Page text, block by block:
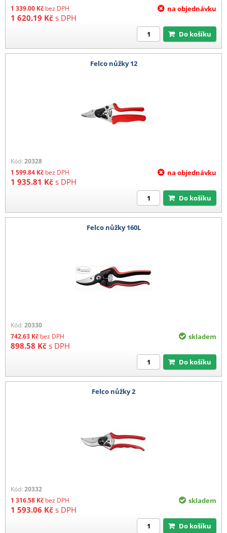
1 339.00 Kč bez DPH
1 620.19 Kč s DPH
na objednávku
Do košíku
Felco nůžky 12
Kód: 20328
1 599.84 Kč bez DPH
1 935.81 Kč s DPH
na objednávku
Do košíku
Felco nůžky 160L
Kód: 20330
742.63 Kč bez DPH
898.58 Kč s DPH
skladem
Do košíku
Felco nůžky 2
Kód: 20332
1 316.58 Kč bez DPH
1 593.06 Kč s DPH
skladem
Do košíku